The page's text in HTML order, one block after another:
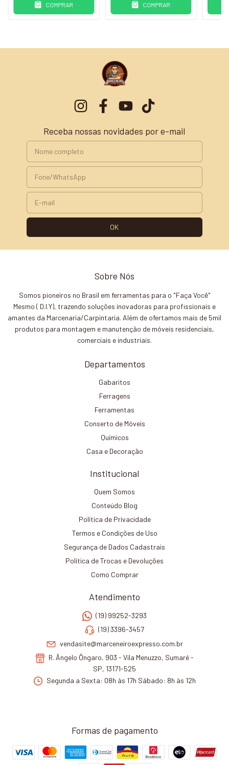
COMPRAR COMPRAR
Receba nossas novidades por e-mail
Sobre Nós
Somos pioneiros no Brasil em ferramentas para o "Faça Você"
Mesmo ( D.I.Y), trazendo soluções inovadoras para profissionais e
amantes da Marcenaria/Carpintaria. Além de ofertamos mais de 5mil
produtos para montagem e manutenção de móveis residenciais,
comerciais e industriais.
Departamentos
Gabaritos
Ferragens
Ferramentas
Conserto de Móveis
Químicos
Casa e Decoração
Institucional
Quem Somos
Conteúdo Blog
Política de Privacidade
Termos e Condições de Uso
Segurança de Dados Cadastrais
Política de Trocas e Devoluções
Como Comprar
Atendimento
(19) 99252-3293
(19) 3396-3457
vendasite@marceneiroexpresso.com.br
R. Ângelo Ôngaro, 903 - Vila Menuzzo, Sumaré -
SP, 13171-525
Segunda a Sexta: 08h às 17h Sábado: 8h às 12h
Formas de pagamento